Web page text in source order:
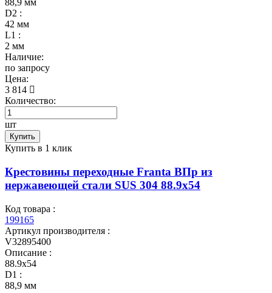
88,9 мм
D2 :
42 мм
L1 :
2 мм
Наличие:
по запросу
Цена:
3 814
Количество:
шт
Купить
Купить в 1 клик
Крестовины переходные Franta ВПр из
нержавеющей стали SUS 304 88.9х54
Код товара :
199165
Артикул производителя :
V32895400
Описание :
88.9х54
D1 :
88,9 мм